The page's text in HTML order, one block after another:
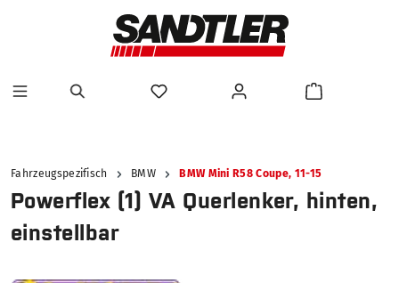
Fahrzeugspezifisch BMW BMW Mini R58 Coupe, 11-15
Powerflex (1) VA Querlenker, hinten,
einstellbar